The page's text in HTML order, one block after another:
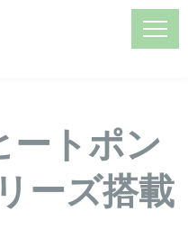
ートポン
ーズ搭載